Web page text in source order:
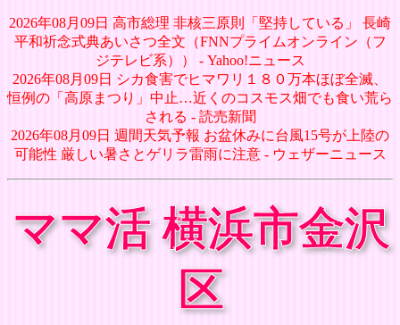
2026年08月09日 高市総理 非核三原則「堅持している」 長崎
平和祈念式典あいさつ全文（FNNプライムオンライン（フ
ジテレビ系）） - Yahoo!ニュース
2026年08月09日 シカ食害でヒマワリ１８０万本ほぼ全滅、
恒例の「高原まつり」中止…近くのコスモス畑でも食い荒ら
される - 読売新聞
2026年08月09日 週間天気予報 お盆休みに台風15号が上陸の
可能性 厳しい暑さとゲリラ雷雨に注意 - ウェザーニュース
ママ活 横浜市金沢
区